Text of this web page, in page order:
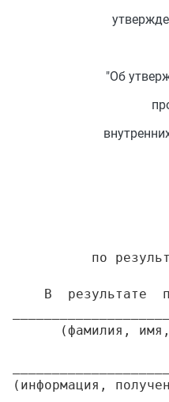
"Об
по
В  результате
(фамилия,
(информация,